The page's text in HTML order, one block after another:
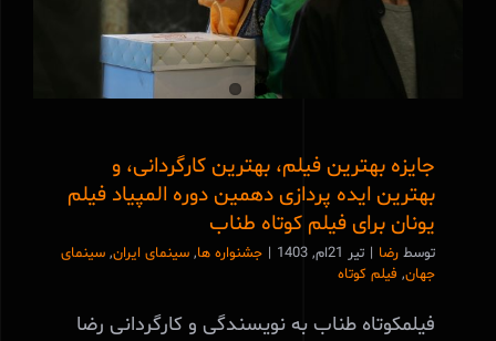
جایزه بهترین فیلم، بهترین کارگردانی، و
بهترین ایده پردازی دهمین دوره المپیاد فیلم
یونان برای فیلم کوتاه طناب
توسط رضا | تیر 21ام, 1403 | جشنواره ها, سینمای ایران, سینمای
جهان, فیلم کوتاه
فیلمکوتاه طناب به نویسندگی و کارگردانی رضا